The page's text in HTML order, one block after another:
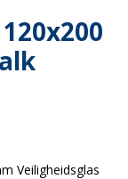
Veiligheidsglas